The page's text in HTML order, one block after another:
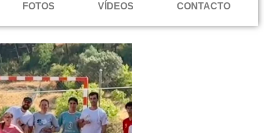
FOTOS VÍDEOS CONTACTO